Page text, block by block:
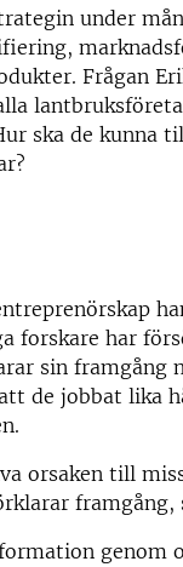
under
Frågan
ska de kunna
forskare har
sin framgång
de jobbat lika
orsaken till
framgång,
genom